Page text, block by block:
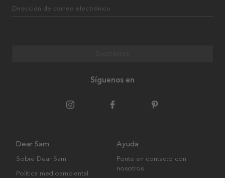
Dirección de correo electrónico
Síguenos en
Dear Sam
Sobre Dear Sam
Política medioambiental
Ayuda
Ponte en contacto con
nosotros